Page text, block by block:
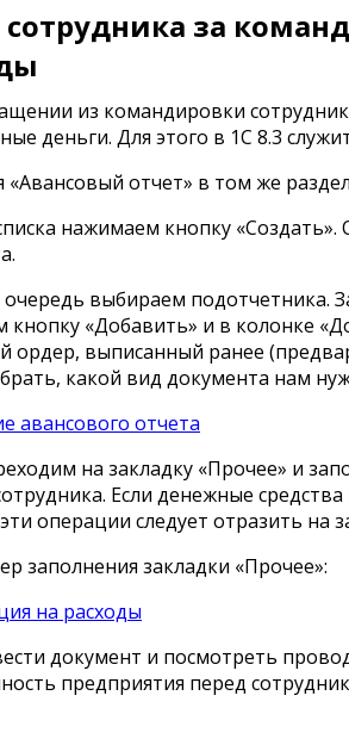
сотрудника за
из командировки сотрудник
деньги. Для этого в 1С 8.3
«Авансовый отчет» в том же
нажимаем кнопку «Создать».
выбираем подотчетника.
кнопку «Добавить» и в колонке
ордер, выписанный ранее
какой вид документа нам
на закладку «Прочее» и
Если денежные
операции следует отразить на
заполнения закладки «Прочее»:
документ и посмотреть
предприятия перед